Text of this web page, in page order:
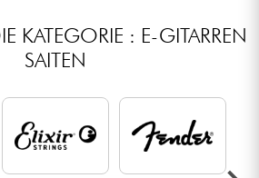
KATEGORIE : E-GITARREN
SAITEN